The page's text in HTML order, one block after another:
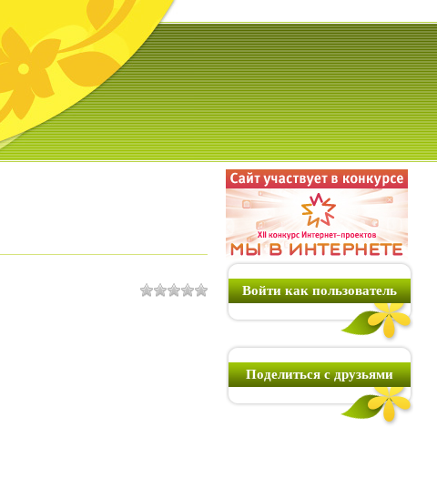
Войти как пользователь
Поделиться с друзьями